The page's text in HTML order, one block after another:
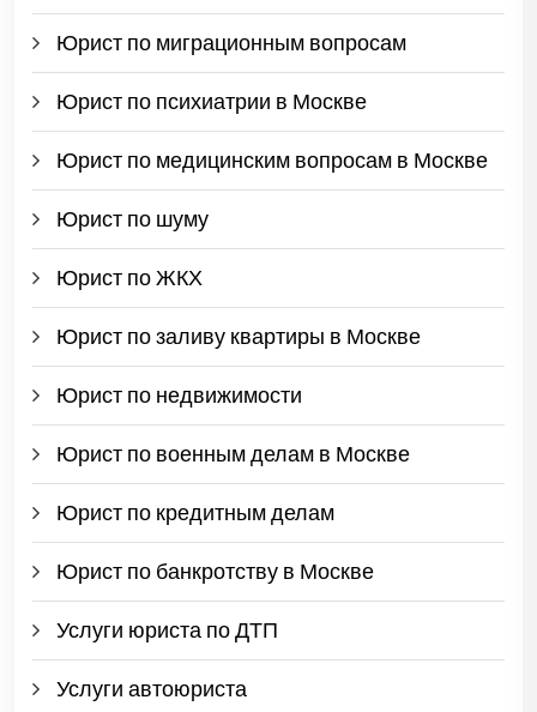
Юрист по миграционным вопросам
Юрист по психиатрии в Москве
Юрист по медицинским вопросам в Москве
Юрист по шуму
Юрист по ЖКХ
Юрист по заливу квартиры в Москве
Юрист по недвижимости
Юрист по военным делам в Москве
Юрист по кредитным делам
Юрист по банкротству в Москве
Услуги юриста по ДТП
Услуги автоюриста